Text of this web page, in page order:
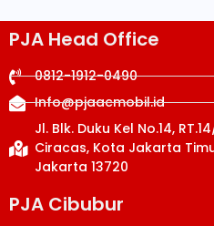
PJA Head Office
0812-1912-0490
Info@pjaacmobil.id
Jl. Blk. Duku Kel No.14,
Ciracas, Kota Jakarta
Jakarta 13720
PJA Cibubur